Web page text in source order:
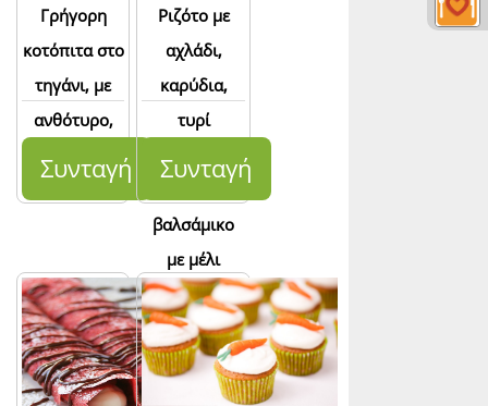
Γρήγορη
κοτόπιτα στο
τηγάνι, με
ανθότυρο,
regato και
μανιτάρια
Συνταγή
Ριζότο με
αχλάδι,
καρύδια,
τυρί
gorgonzola
βαλσάμικο
με μέλι
Συνταγή